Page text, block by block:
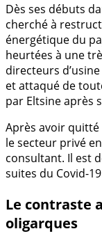
Dès ses débuts
cherché à
énergétique du
heurtées à une
directeurs
et attaqué de
par Eltsine après
Après avoir quitté
le secteur privé
consultant. Il est
suites du Covid-19
Le contraste
oligarques